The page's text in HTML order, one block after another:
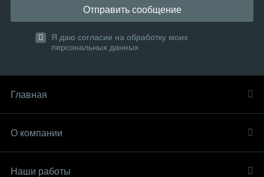
Отправить сообщение
Я даю согласие на обработку моих
персональных данных
Главная
О компании
Наши работы